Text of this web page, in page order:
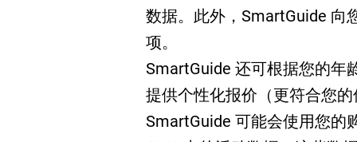
数据。此外，SmartGuide 向
项。
SmartGuide 还可根据您的年
提供个性化报价（更符合您
SmartGuide 可能会使用您的